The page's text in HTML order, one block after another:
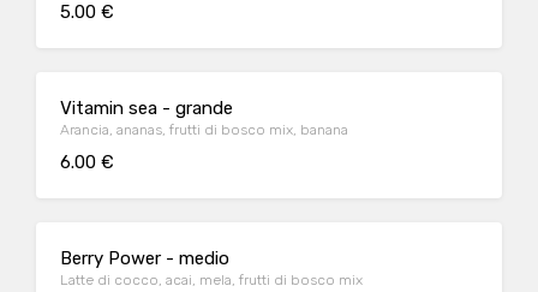
5.00 €
Vitamin sea - grande
Arancia, ananas, frutti di bosco mix, banana
6.00 €
Berry Power - medio
Latte di cocco, acai, mela, frutti di bosco mix